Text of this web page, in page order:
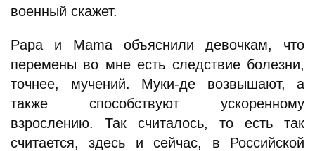
военный скажет.
Papa и Mama объяснили девочкам, что
перемены во мне есть следствие болезни,
точнее, мучений. Муки-де возвышают, а
также способствуют ускоренному
взрослению. Так считалось, то есть так
считается, здесь и сейчас, в Российской